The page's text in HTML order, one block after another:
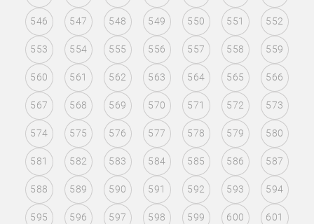
546 547 548 549 550 551 552
553 554 555 556 557 558 559
560 561 562 563 564 565 566
567 568 569 570 571 572 573
574 575 576 577 578 579 580
581 582 583 584 585 586 587
588 589 590 591 592 593 594
595 596 597 598 599 600 601